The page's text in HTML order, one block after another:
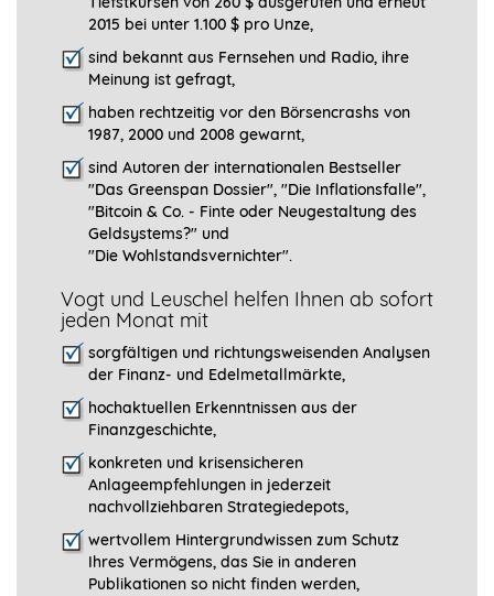
2015 bei unter 1.100 $ pro Unze,
sind bekannt aus Fernsehen und Radio, ihre
Meinung ist gefragt,
haben rechtzeitig vor den Börsencrashs von
1987, 2000 und 2008 gewarnt,
sind Autoren der internationalen Bestseller
"Das Greenspan Dossier", "Die Inflationsfalle",
"Bitcoin & Co. - Finte oder Neugestaltung des
Geldsystems?" und
"Die Wohlstandsvernichter".
Vogt und Leuschel helfen Ihnen ab sofort
jeden Monat mit
sorgfältigen und richtungsweisenden Analysen
der Finanz- und Edelmetallmärkte,
hochaktuellen Erkenntnissen aus der
Finanzgeschichte,
konkreten und krisensicheren
Anlageempfehlungen in jederzeit
nachvollziehbaren Strategiedepots,
wertvollem Hintergrundwissen zum Schutz
Ihres Vermögens, das Sie in anderen
Publikationen so nicht finden werden,